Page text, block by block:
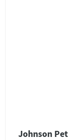
Johnson